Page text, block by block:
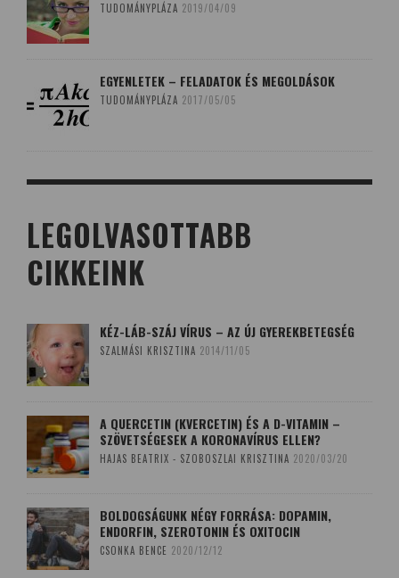
TUDOMÁNYPLÁZA 2019/04/09
EGYENLETEK – FELADATOK ÉS MEGOLDÁSOK
TUDOMÁNYPLÁZA 2017/05/05
LEGOLVASOTTABB
CIKKEINK
KÉZ-LÁB-SZÁJ VÍRUS – AZ ÚJ GYEREKBETEGSÉG
SZALMÁSI KRISZTINA 2014/11/05
A QUERCETIN (KVERCETIN) ÉS A D-VITAMIN –
SZÖVETSÉGESEK A KORONAVÍRUS ELLEN?
HAJAS BEATRIX - SZOBOSZLAI KRISZTINA 2020/03/20
BOLDOGSÁGUNK NÉGY FORRÁSA: DOPAMIN,
ENDORFIN, SZEROTONIN ÉS OXITOCIN
CSONKA BENCE 2020/12/12